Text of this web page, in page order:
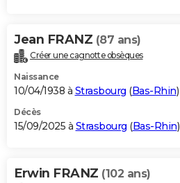
Jean FRANZ (87 ans)
Créer une cagnotte obsèques
Naissance
10/04/1938 à Strasbourg (Bas-Rhin)
Décès
15/09/2025 à Strasbourg (Bas-Rhin)
Erwin FRANZ (102 ans)